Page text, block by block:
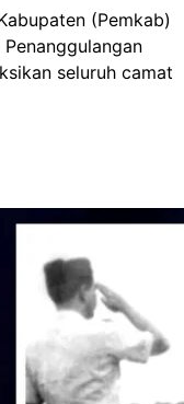
(Pemkab)
seluruh camat